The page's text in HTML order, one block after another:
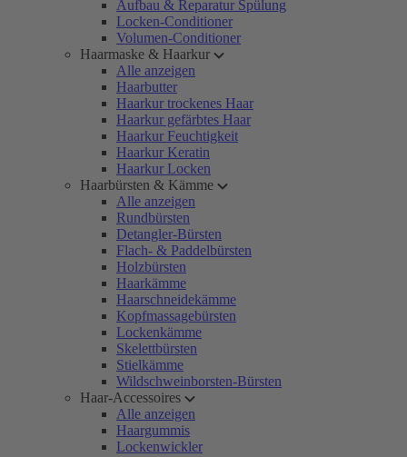
Aufbau & Reparatur Spülung
Locken-Conditioner
Volumen-Conditioner
Haarmaske & Haarkur
Alle anzeigen
Haarbutter
Haarkur trockenes Haar
Haarkur gefärbtes Haar
Haarkur Feuchtigkeit
Haarkur Keratin
Haarkur Locken
Haarbürsten & Kämme
Alle anzeigen
Rundbürsten
Detangler-Bürsten
Flach- & Paddelbürsten
Holzbürsten
Haarkämme
Haarschneidekämme
Kopfmassagebürsten
Lockenkämme
Skelettbürsten
Stielkämme
Wildschweinborsten-Bürsten
Haar-Accessoires
Alle anzeigen
Haargummis
Lockenwickler